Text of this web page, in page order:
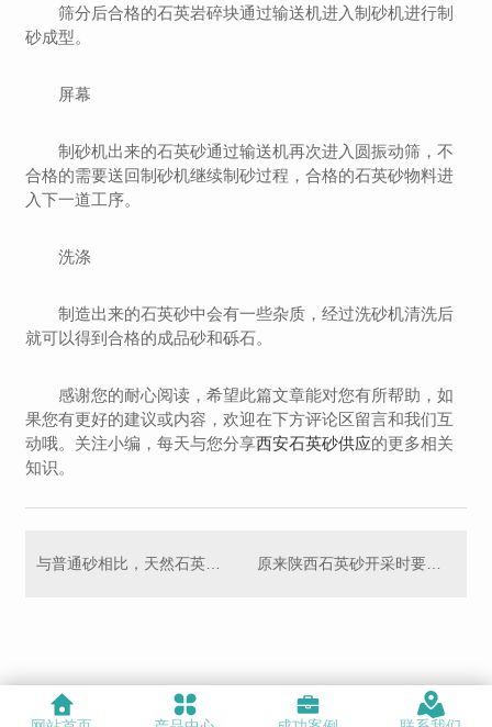
筛分后合格的石英岩碎块通过输送机进入制砂机进行制
砂成型。
屏幕
制砂机出来的石英砂通过输送机再次进入圆振动筛，不
合格的需要送回制砂机继续制砂过程，合格的石英砂物料进
入下一道工序。
洗涤
制造出来的石英砂中会有一些杂质，经过洗砂机清洗后
就可以得到合格的成品砂和砾石。
感谢您的耐心阅读，希望此篇文章能对您有所帮助，如
果您有更好的建议或内容，欢迎在下方评论区留言和我们互
动哦。关注小编，每天与您分享西安石英砂供应的更多相关
知识。